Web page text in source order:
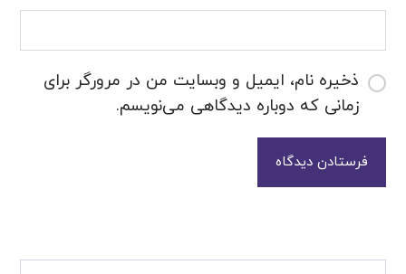
ذخیره نام، ایمیل و وبسایت من در مرورگر برای
زمانی که دوباره دیدگاهی می‌نویسم.
فرستادن دیدگاه